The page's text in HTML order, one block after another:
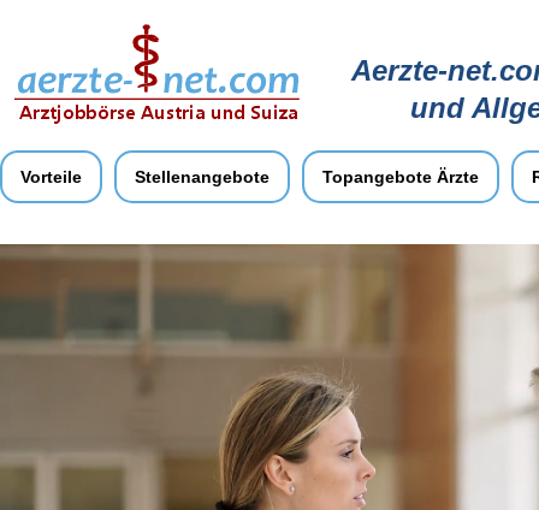
Aerzte-
und
Vorteile Stellenangebote Topangebote Ärzte